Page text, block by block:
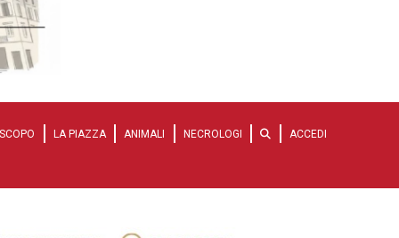
LA PIAZZA ANIMALI NECROLOGI ACCEDI